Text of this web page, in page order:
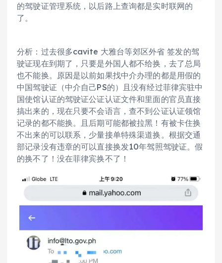
的驾驶证管理系统，以后路上查询都是实时联网的
了。
分析：过去很多cavite 大雅台等郊区外省 签发的驾
驶证现在到期了，只要是外国人都不给换，去了总局
也不能换。原因是以前如果找中介办理的都是用假的
中国驾驶证（中介自己PS的）且没有经过菲律宾驻中
国使馆认证的驾驶证公证认证文件和里面的官员直接
搞出来的，现在只要不会语言，查不到公证认证领馆
记录的都不能换。且后期可能都被拉黑！有被卡住换
不出来的可以联系，少量接单特殊渠道换。根据交通
部记录没有违章的可以直接换发10年驾照驾驶证。假
的换不了！没在菲律宾换不了！